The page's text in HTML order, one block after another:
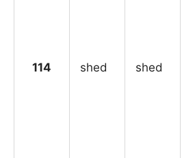
114 shed shed